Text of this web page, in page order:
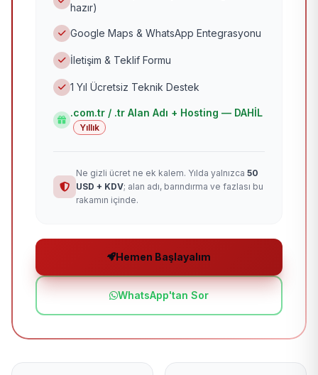
hazır)
Google Maps & WhatsApp Entegrasyonu
İletişim & Teklif Formu
1 Yıl Ücretsiz Teknik Destek
.com.tr / .tr Alan Adı + Hosting — DAHİL
Yıllık
Ne gizli ücret ne ek kalem. Yılda yalnızca 50
USD + KDV; alan adı, barındırma ve fazlası bu
rakamın içinde.
Hemen Başlayalım
WhatsApp'tan Sor